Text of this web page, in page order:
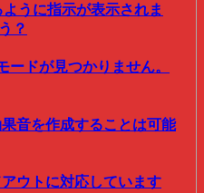
うに指示が表示されま
？
ドが見つかりません。
音を作成することは可能
ウトに対応しています